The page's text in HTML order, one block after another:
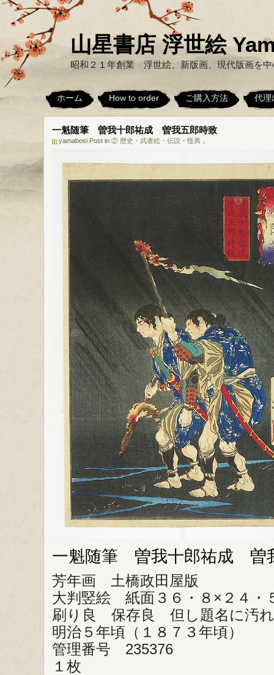
山星書店 浮世絵
昭和２１年創業 浮世絵、新版画、現代版画を
ホーム How to order ご購入方法 代理
一魁随筆 曽我十郎祐成 曽我五郎時致
yamabosi Post in ② 歴史・武者絵・伝説・怪異 ，
一魁随筆 曽我十郎祐成 曽
芳年画 土橋政田屋版
大判竪絵 紙面３６・８×２４・
刷り良 保存良 但し題名に汚
明治５年頃（１８７３年頃）
管理番号 235376
１枚